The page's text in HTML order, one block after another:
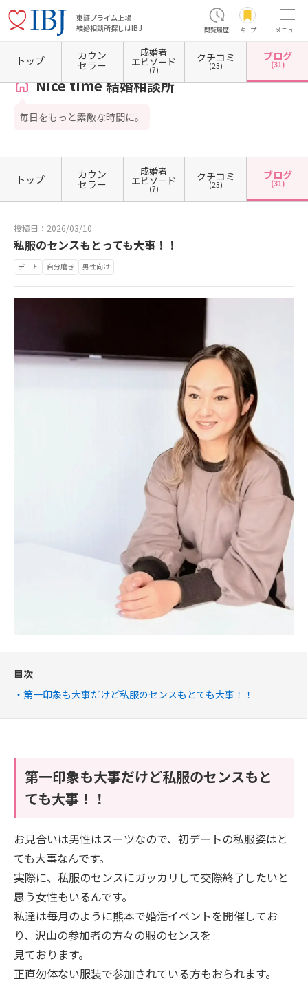
東証プライム上場
結婚相談所探しはIBJ
閲覧履歴 キープ メニュー
ホーム 熊本県の結婚相談所 熊本県熊本市 熊本県熊本市南区 Nice time 結婚相談所
Nice time 結婚相談所
毎日をもっと素敵な時間に。
トップ カウン
セラー
成婚者
エピソード
(7)
クチコミ
(23)
ブログ
(31)
トップ カウン
セラー
成婚者
エピソード
(7)
クチコミ
(23)
ブログ
(31)
投稿日：2026/03/10
私服のセンスもとっても大事！！
デート 自分磨き 男性向け
目次
第一印象も大事だけど私服のセンスもとても大事！！
第一印象も大事だけど私服のセンスもと
ても大事！！
お見合いは男性はスーツなので、初デートの私服姿はと
ても大事なんです。
実際に、私服のセンスにガッカリして交際終了したいと
思う女性もいるんです。
私達は毎月のように熊本で婚活イベントを開催してお
り、沢山の参加者の方々の服のセンスを
見ております。
正直勿体ない服装で参加されている方もおられます。